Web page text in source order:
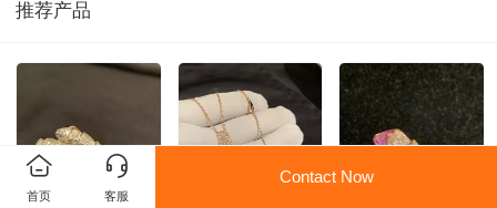
推荐产品
首页 客服
Contact Now